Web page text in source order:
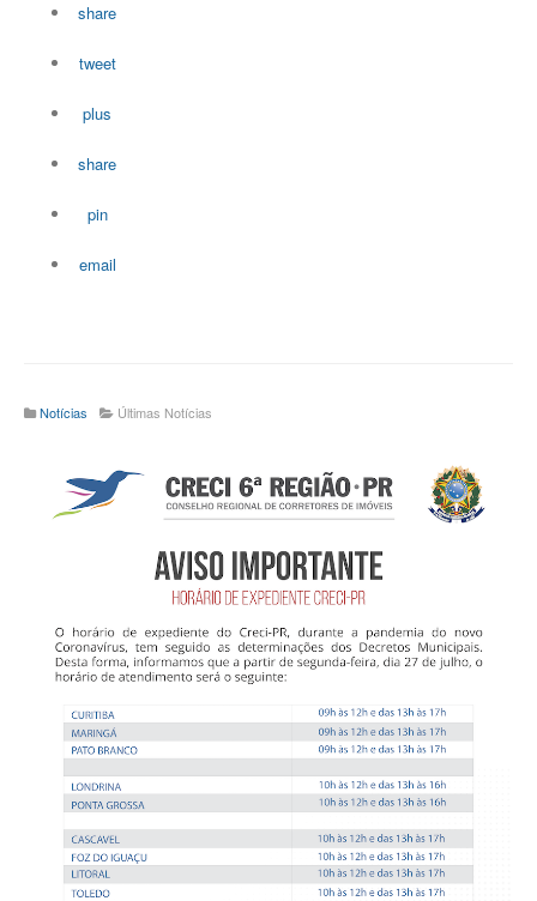
share
tweet
plus
share
pin
email
Notícias Últimas Notícias